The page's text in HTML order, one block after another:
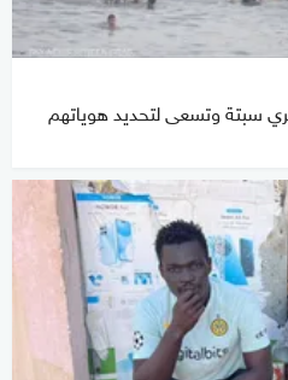
سبتة وتسعى لتحديد هوياتهم